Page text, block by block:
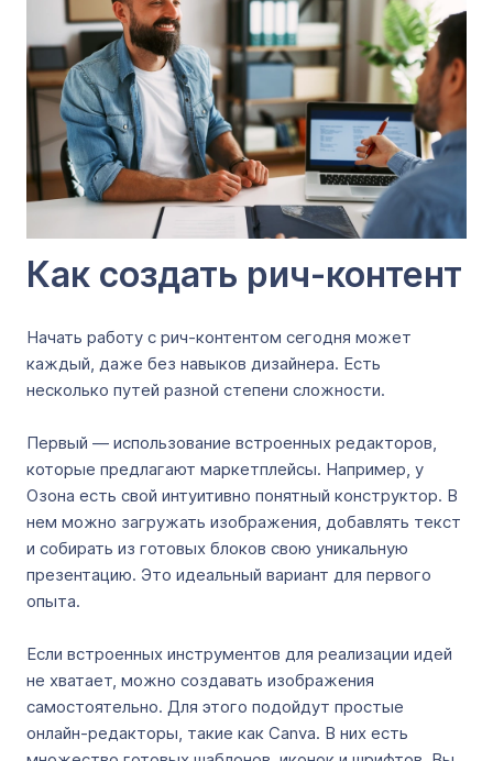
Как создать рич-контент
Начать работу с рич-контентом сегодня может
каждый, даже без навыков дизайнера. Есть
несколько путей разной степени сложности.
Первый ― использование встроенных редакторов,
которые предлагают маркетплейсы. Например, у
Озона есть свой интуитивно понятный конструктор. В
нем можно загружать изображения, добавлять текст
и собирать из готовых блоков свою уникальную
презентацию. Это идеальный вариант для первого
опыта.
Если встроенных инструментов для реализации идей
не хватает, можно создавать изображения
самостоятельно. Для этого подойдут простые
онлайн-редакторы, такие как Canva. В них есть